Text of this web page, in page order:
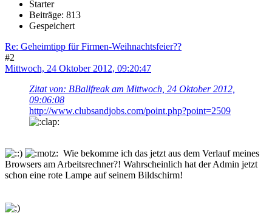
Starter
Beiträge: 813
Gespeichert
Re: Geheimtipp für Firmen-Weihnachtsfeier??
#2
Mittwoch, 24 Oktober 2012, 09:20:47
Zitat von: BBallfreak am Mittwoch, 24 Oktober 2012,
09:06:08
http://www.clubsandjobs.com/point.php?point=2509
Wie bekomme ich das jetzt aus dem Verlauf meines
Browsers am Arbeitsrechner?! Wahrscheinlich hat der Admin jetzt
schon eine rote Lampe auf seinem Bildschirm!